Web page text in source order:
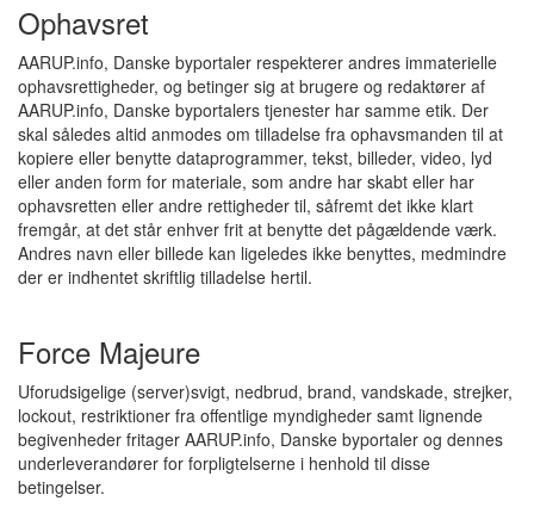
Ophavsret
AARUP.info, Danske byportaler respekterer andres immaterielle
ophavsrettigheder, og betinger sig at brugere og redaktører af
AARUP.info, Danske byportalers tjenester har samme etik. Der
skal således altid anmodes om tilladelse fra ophavsmanden til at
kopiere eller benytte dataprogrammer, tekst, billeder, video, lyd
eller anden form for materiale, som andre har skabt eller har
ophavsretten eller andre rettigheder til, såfremt det ikke klart
fremgår, at det står enhver frit at benytte det pågældende værk.
Andres navn eller billede kan ligeledes ikke benyttes, medmindre
der er indhentet skriftlig tilladelse hertil.
Force Majeure
Uforudsigelige (server)svigt, nedbrud, brand, vandskade, strejker,
lockout, restriktioner fra offentlige myndigheder samt lignende
begivenheder fritager AARUP.info, Danske byportaler og dennes
underleverandører for forpligtelserne i henhold til disse
betingelser.